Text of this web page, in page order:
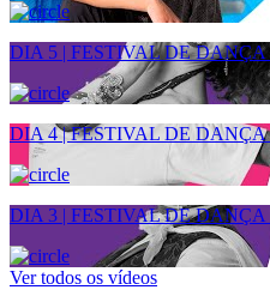
DIA 5 | FESTIVAL DE
DIA 4 | FESTIVAL DE
DIA 3 | FESTIVAL DE
Ver todos os vídeos